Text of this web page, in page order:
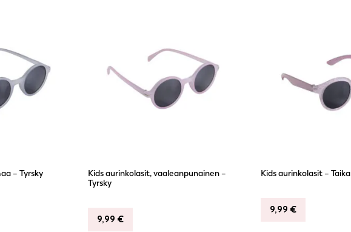
– Tyrsky
Kids aurinkolasit, vaaleanpunainen –
Tyrsky
9,99 €
Kids aurinkolasit – Taika
9,99 €